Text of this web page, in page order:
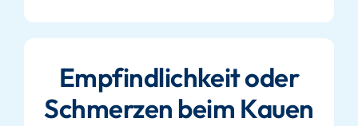
Empfindlichkeit oder
Schmerzen beim Kauen